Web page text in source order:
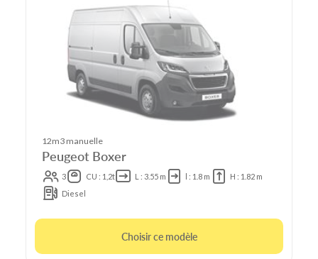
12m3 manuelle
Peugeot Boxer
3 CU : 1,2t L : 3.55 m l : 1.8 m
H : 1.82 m
Diesel
Choisir ce modèle